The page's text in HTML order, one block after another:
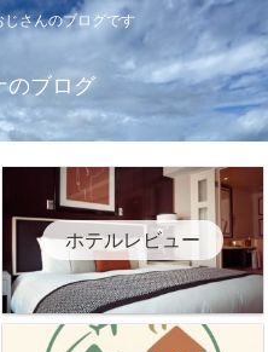
さんのブログです
のブログ
ホテルレビュー